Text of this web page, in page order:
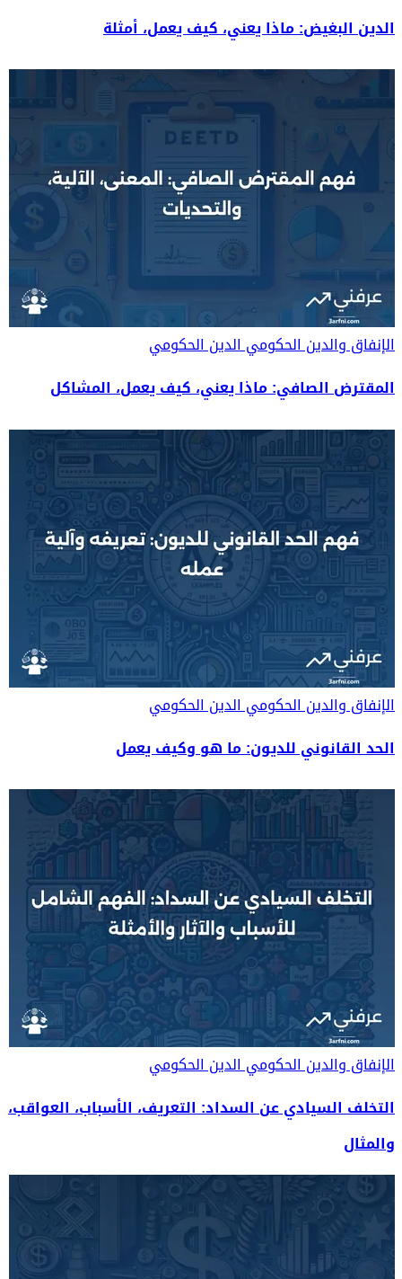
الدين البغيض: ماذا يعني، كيف يعمل، أمثلة
الإنفاق والدين الحكوميالدين الحكومي
المقترض الصافي: ماذا يعني، كيف يعمل، المشاكل
الإنفاق والدين الحكوميالدين الحكومي
الحد القانوني للديون: ما هو وكيف يعمل
الإنفاق والدين الحكوميالدين الحكومي
التخلف السيادي عن السداد: التعريف، الأسباب، العواقب،
والمثال